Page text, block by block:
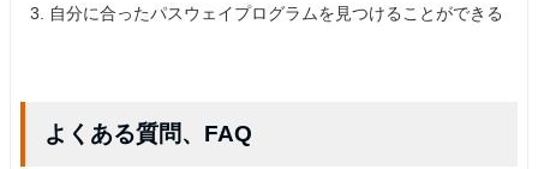
自分に合ったパスウェイプログラムを見つけることができる
よくある質問、FAQ